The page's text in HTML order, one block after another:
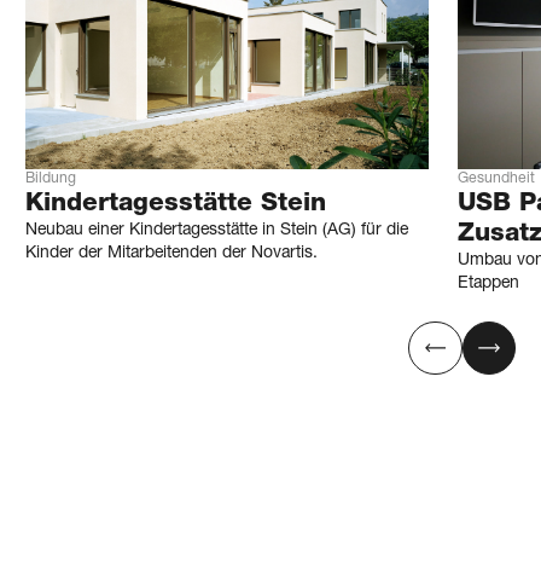
Bildung
Kindertagesstätte Stein
Neubau einer Kindertagesstätte in Stein (AG) für die
Kinder der Mitarbeitenden der Novartis.
Gesundheit
USB
Umbau
Etappen